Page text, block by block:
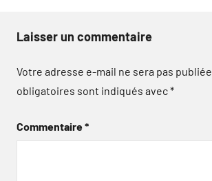
Laisser un commentaire
Votre adresse e-mail ne sera pas publiée.
obligatoires sont indiqués avec*
Commentaire*